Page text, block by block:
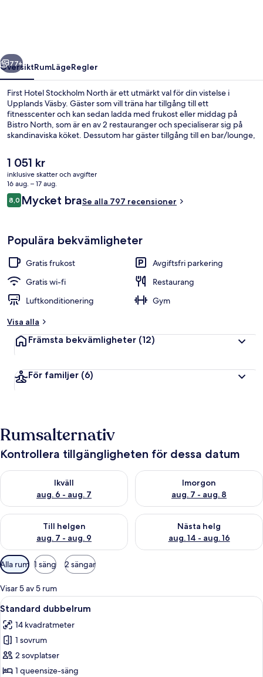
Nästa
77+
ÖversiktRumLägeRegler
First Hotel Stockholm North är ett utmärkt val för din vistelse i
Upplands Väsby. Gäster som vill träna har tillgång till ett
fitnesscenter och kan sedan ladda med frukost eller middag på
Bistro North, som är en av 2 restauranger och specialiserar sig på
skandinaviska köket. Dessutom har gäster tillgång till en bar/lounge,
Det
nuvarande
priset
är
1 051 kr
1 051 kr
inklusive skatter och avgifter
16 aug. – 17 aug.
Recensioner
8,08,0 av 10,
Mycket braSe alla 797 recensioner
Populära bekvämligheter
Gratis frukost
Avgiftsfri parkering
Gratis wi-fi
Restaurang
Luftkonditionering
Gym
Visa alla
Främsta bekvämligheter (12)
För familjer (6)
Rumsalternativ
Kontrollera tillgängligheten för dessa datum
Ikväll
aug. 6 - aug. 7
Kontrollera tillgängligheten för ikväll aug. 6 - aug. 7
Imorgon
aug. 7 - aug. 8
Kontrollera tillgängligheten
Till helgen
aug. 7 - aug. 9
Kontrollera tillgängligheten för den här helgen aug. 7 - aug. 9
Nästa helg
aug. 14 - aug. 16
Kontrollera tillgängligheten
Tillgängliga
filter
för
rum
Alla rum 1 säng 2 sängar
Visar 5 av 5 rum
Öppna
alla
foton
för
Standard
dubbelrum
En snyggt bäddad säng med vita
9
Standard dubbelrum
14 kvadratmeter
1 sovrum
2 sovplatser
1 queensize-säng